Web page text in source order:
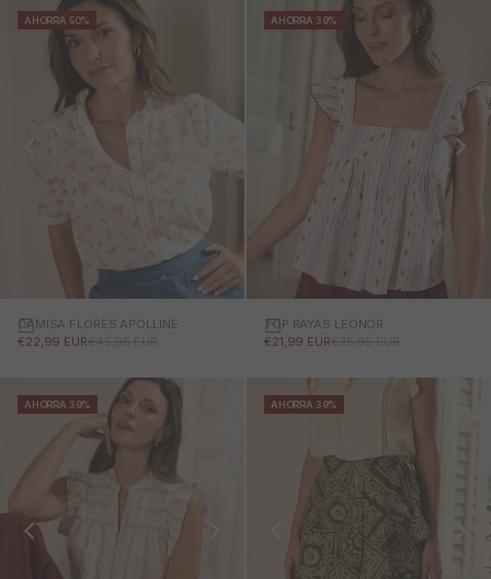
AHORRA 50%
CAMISA FLORES APOLLINE
PRECIO DE OFERTA
€22,99 EURPRECIO NORMAL
€45,95 EUR
AHORRA 39%
TOP RAYAS LEONOR
PRECIO DE OFERTA
€21,99 EURPRECIO NORMAL
€35,95 EUR
AHORRA 39% AHORRA 39%